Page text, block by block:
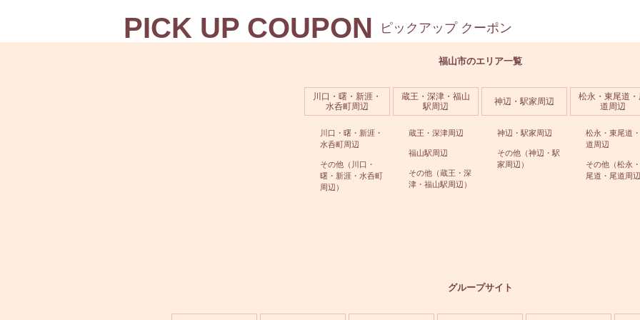
PICK UP COUPON ピックアップ クーポン
福山市のエリア一覧
川口・曙・新涯・
水呑町周辺
川口・曙・新涯・
水呑町周辺
その他（川口・
曙・新涯・水呑町
周辺）
蔵王・深津・福山
駅周辺
蔵王・深津周辺
福山駅周辺
その他（蔵王・深
津・福山駅周辺）
神辺・駅家周辺
神辺・駅家周辺
その他（神辺・駅
家周辺）
松永・東尾道
道周辺
松永・東尾道
道周辺
その他（松永
尾道・尾道周辺
グループサイト